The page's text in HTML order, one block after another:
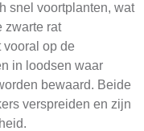
snel voortplanten, wat
zwarte rat
vooral op de
in loodsen waar
bewaard. Beide
verspreiden en zijn